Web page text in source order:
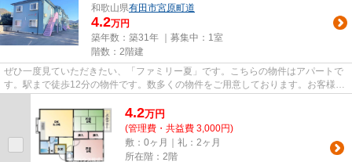
和歌山県有田市宮原町道
4.2万円
築年数：築31年 ｜募集中： 1室
階数：2階建
ぜひ一度見ていただきたい、「ファミリー夏」です。こちらの物件はアパートで
す。駅まで徒歩12分の物件です。数多くの物件をご用意しております。お客様の
4.2万円
(管理費・共益費 3,000円)
敷：0ヶ月｜礼：2ヶ月
所在階：2階